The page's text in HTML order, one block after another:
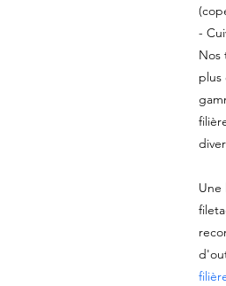
-
Nos
plus
Une